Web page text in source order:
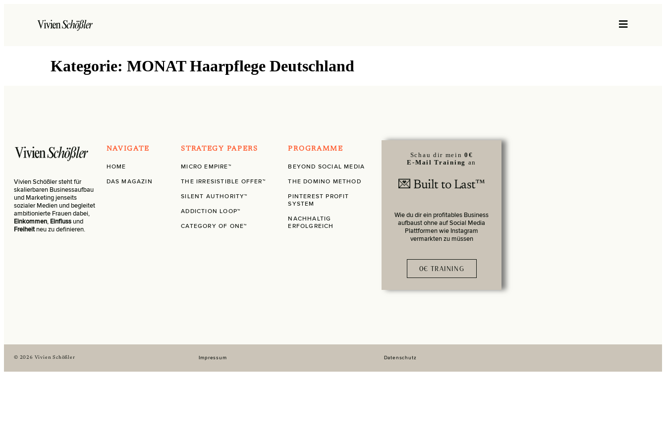
Kategorie: MONAT Haarpflege Deutschland
Vivien Schößler steht für
skalierbaren Businessaufbau
und Marketing jenseits
sozialer Medien und begleitet
ambitionierte Frauen dabei,
Einkommen, Einfluss und
Freiheitneu zu definieren.
NAVIGATE
HOME
DAS MAGAZIN
STRATEGY PAPERS
MICRO EMPIRE™
THE IRRESISTIBLE OFFER™
SILENT AUTHORITY™
ADDICTION LOOP™
CATEGORY OF ONE™
PROGRAMME
BEYOND SOCIAL MEDIA
THE DOMINO METHOD
PINTEREST PROFIT
SYSTEM
NACHHALTIG
ERFOLGREICH
Schau dir mein0€
E-Mail Training an
💌 Built to Last™
Wie du dir ein profitables Business
aufbaust ohne auf Social Media
Plattformen wie Instagram
vermarkten zu müssen
0€ TRAINING
© 2026 Vivien Schößler Impressum Datenschutz